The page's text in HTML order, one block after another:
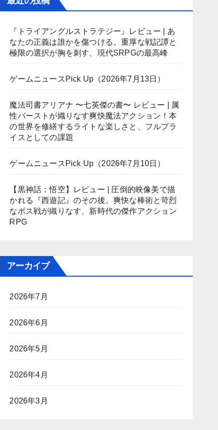
『トライアングルストラテジー』レビュー | あ
なたの正義は誰かを傷つける。重厚な戦記譚と
極限の選択が胸を刺す、現代SRPGの最高峰
ゲームニュースPick Up（2026年7月13日）
魔法司書アリアナ 〜七英傑の書〜 レビュー | 属
性バーストが織りなす爽快魔法アクション！本
の世界を修繕するライトな楽しさと、フルプラ
イスとしての課題
ゲームニュースPick Up（2026年7月10日）
【黒神話：悟空】レビュー | 圧倒的映像美で描
かれる『西遊記』のその後。爽快な棒術と苛烈
なボス戦が織りなす、新時代の傑作アクション
RPG
アーカイブ
2026年7月
2026年6月
2026年5月
2026年4月
2026年3月